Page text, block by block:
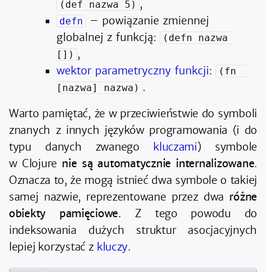
(def nazwa 5) ,
defn
– powiązanie zmiennej
globalnej z funkcją:
(defn nazwa
[]) ,
wektor parametryczny funkcji:
(fn
[nazwa] nazwa) .
Warto pamiętać, że w przeciwieństwie do symboli
znanych z innych języków programowania (i do
typu danych zwanego
kluczami) symbole
w Clojure nie są automatycznie internalizowane.
Oznacza to, że mogą istnieć dwa symbole o takiej
samej nazwie, reprezentowane przez dwa różne
obiekty pamięciowe. Z tego powodu do
indeksowania dużych struktur asocjacyjnych
lepiej korzystać z kluczy.